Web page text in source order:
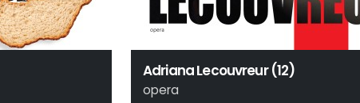
Adriana Lecouvreur (12)
opera